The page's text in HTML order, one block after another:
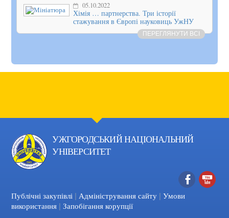
05.10.2022
Хімія … партнерства. Три історії
стажування в Європі науковиць УжНУ
ПЕРЕГЛЯНУТИ ВСІ
УЖГОРОДСЬКИЙ НАЦІОНАЛЬНИЙ
УНІВЕРСИТЕТ
Facebook
Публічні закупівлі | Адміністрування сайту | Умови
використання | Запобігання корупції